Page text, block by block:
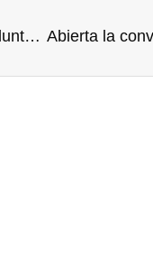
Te invitamos al I ANIVERSARIO Voluntare y a la presentación del estudio &quot;Voluntariado Corporativo en España y América Latina: percepciones empresas – ENL&quot;